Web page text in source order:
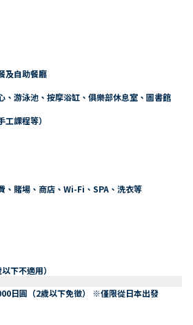
及自助餐廳
、游泳池、按摩浴缸、俱樂部休息室、圖書館
課程等）
、賭場、商店、Wi-Fi、SPA、洗衣等
下不適用）
日圓（2歲以下免徵） ※僅限從日本出發